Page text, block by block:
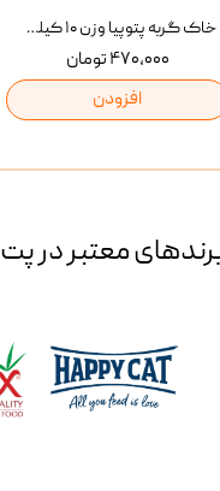
خاک گربه پتوپیا وزن ۱۰ کیلوگرم
۴۷۰,۰۰۰ تومان
افزودن
معتبر در پت